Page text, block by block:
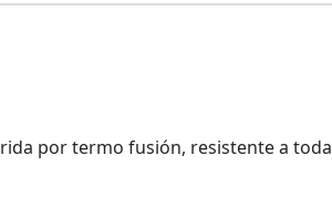
por termo fusión, resistente a